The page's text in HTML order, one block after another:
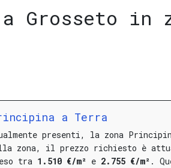
Grosseto in
a Terra
presenti, la zona
zona, il prezzo richiesto è
tra 1.510 €/m² e 2.755 €/m² .